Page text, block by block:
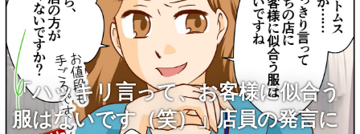
「ハッキリ言って、お客様に似合う
服はないです（笑）」店員の発言に